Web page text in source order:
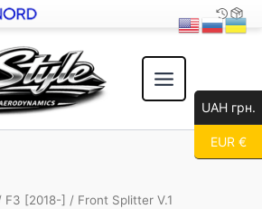
F3 [2018-] / Front Splitter V.1
UAH грн.
EUR €